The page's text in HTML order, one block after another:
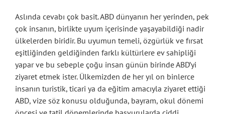
Aslında cevabı çok basit. ABD dünyanın her yerinden, pek
çok insanın, birlikte uyum içerisinde yaşayabildiği nadir
ülkelerden biridir. Bu uyumun temeli, özgürlük ve fırsat
eşitliğinden geldiğinden farklı kültürlere ev sahipliği
yapar ve bu sebeple çoğu insan günün birinde ABD’yi
ziyaret etmek ister. Ülkemizden de her yıl on binlerce
insanın turistik, ticari ya da eğitim amacıyla ziyaret ettiği
ABD, vize söz konusu olduğunda, bayram, okul dönemi